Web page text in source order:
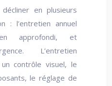
en plusieurs
: l’entretien annuel
approfondi, et
L’entretien
contrôle visuel, le
le réglage de